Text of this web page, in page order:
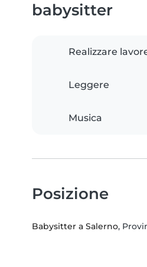
babysitter
Realizzare
Leggere
Musica
Posizione
Babysitter a Salerno,